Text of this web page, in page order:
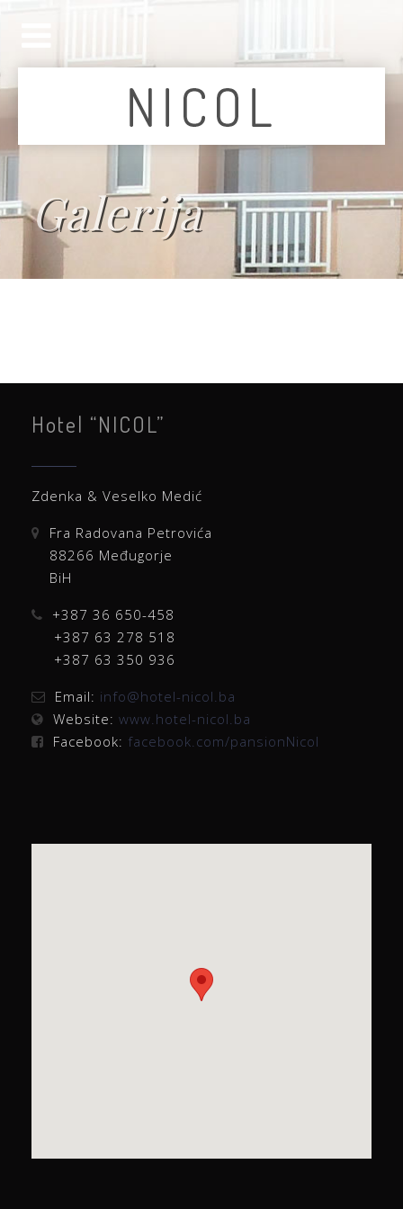
Galerija
Hotel “NICOL”
Zdenka & Veselko Medić
Fra Radovana Petrovića
88266 Međugorje
BiH
+387 36 650-458
+387 63 278 518
+387 63 350 936
Email: info@hotel-nicol.ba
Website: www.hotel-nicol.ba
Facebook: facebook.com/pansionNicol